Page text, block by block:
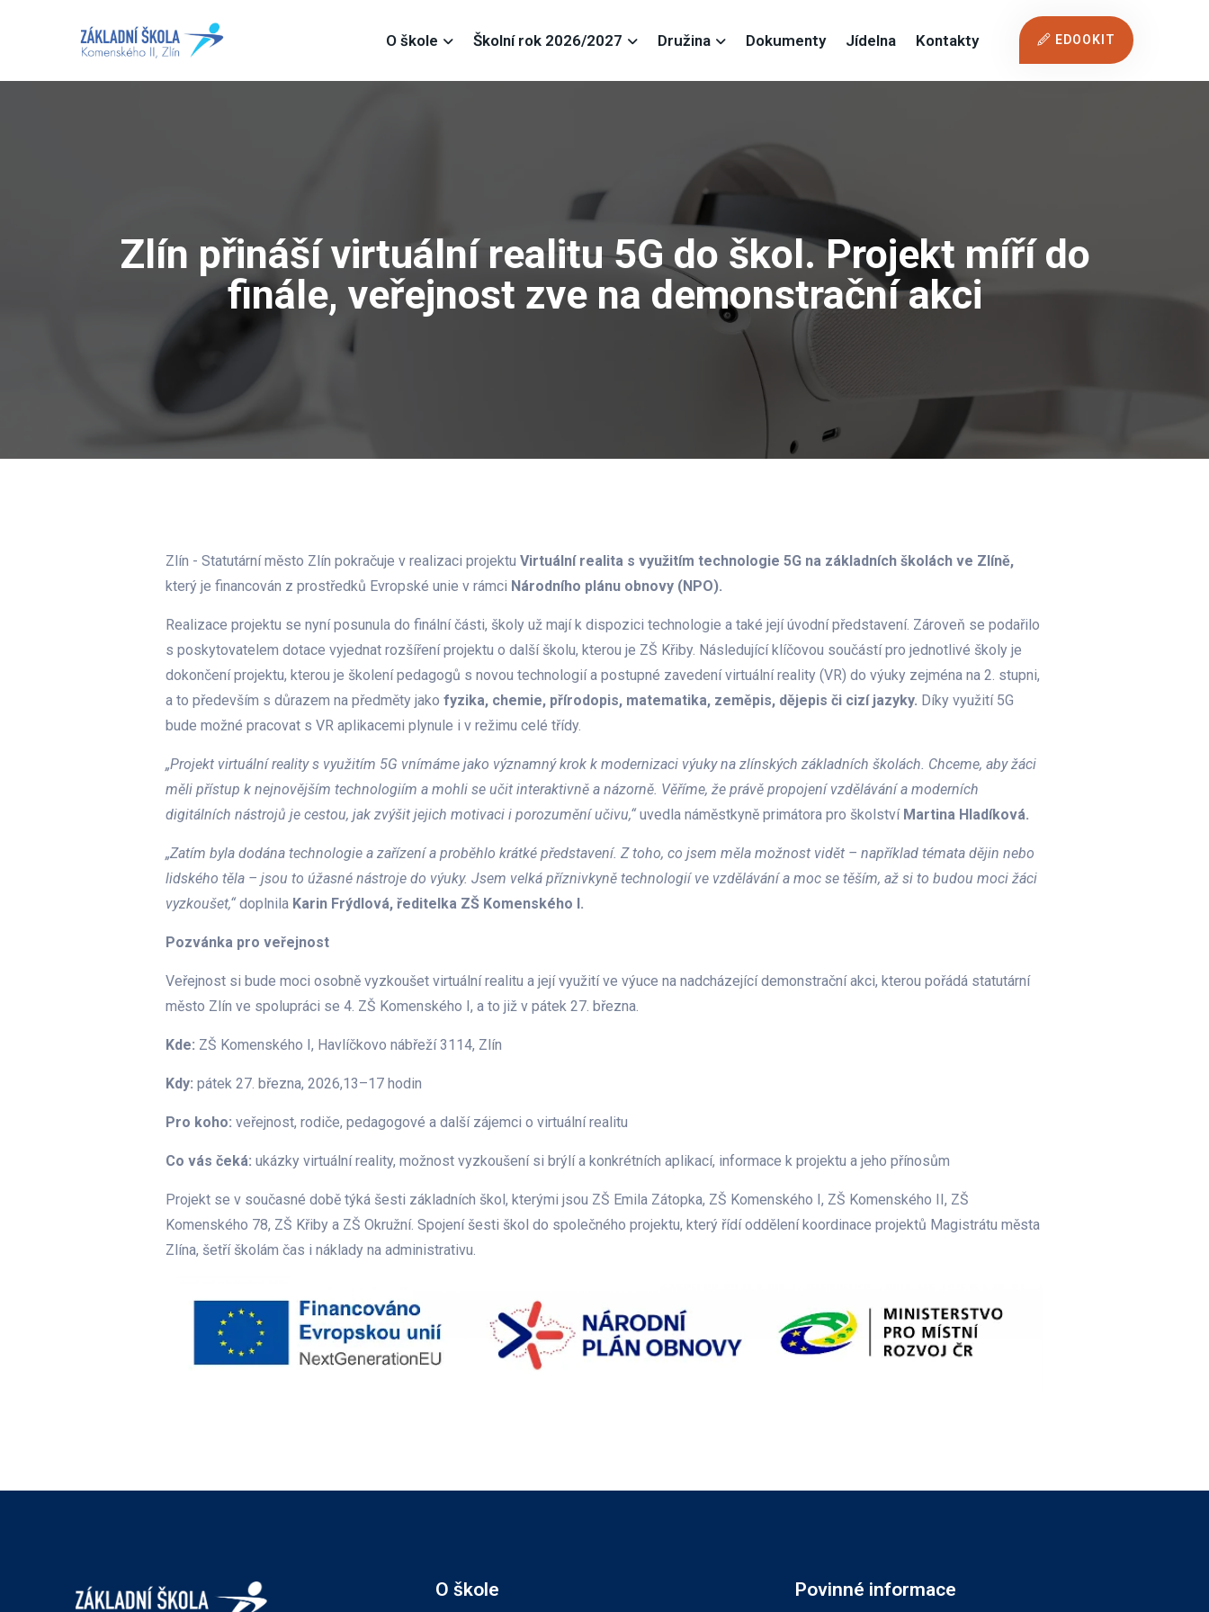
O škole Školní rok 2026/2027 Družina Dokumenty Jídelna Kontakty EDOOKIT
Zlín přináší virtuální realitu 5G do škol. Projekt míří do
finále, veřejnost zve na demonstrační akci
Zlín - Statutární město Zlín pokračuje v realizaci projektu Virtuální realita s využitím technologie 5G na základních školách ve Zlíně,
který je financován z prostředků Evropské unie v rámci Národního plánu obnovy (NPO).
Realizace projektu se nyní posunula do finální části, školy už mají k dispozici technologie a také její úvodní představení. Zároveň se podařilo
s poskytovatelem dotace vyjednat rozšíření projektu o další školu, kterou je ZŠ Křiby. Následující klíčovou součástí pro jednotlivé školy je
dokončení projektu, kterou je školení pedagogů s novou technologií a postupné zavedení virtuální reality (VR) do výuky zejména na 2. stupni,
a to především s důrazem na předměty jako fyzika, chemie, přírodopis, matematika, zeměpis, dějepis či cizí jazyky. Díky využití 5G
bude možné pracovat s VR aplikacemi plynule i v režimu celé třídy.
„Projekt virtuální reality s využitím 5G vnímáme jako významný krok k modernizaci výuky na zlínských základních školách. Chceme, aby žáci
měli přístup k nejnovějším technologiím a mohli se učit interaktivně a názorně. Věříme, že právě propojení vzdělávání a moderních
digitálních nástrojů je cestou, jak zvýšit jejich motivaci i porozumění učivu,“uvedla náměstkyně primátora pro školství Martina Hladíková.
„Zatím byla dodána technologie a zařízení a proběhlo krátké představení. Z toho, co jsem měla možnost vidět – například témata dějin nebo
lidského těla – jsou to úžasné nástroje do výuky. Jsem velká příznivkyně technologií ve vzdělávání a moc se těším, až si to budou moci žáci
vyzkoušet,“doplnila Karin Frýdlová, ředitelka ZŠ Komenského I.
Pozvánka pro veřejnost
Veřejnost si bude moci osobně vyzkoušet virtuální realitu a její využití ve výuce na nadcházející demonstrační akci, kterou pořádá statutární
město Zlín ve spolupráci se 4. ZŠ Komenského I, a to již v pátek 27. března.
Kde: ZŠ Komenského I, Havlíčkovo nábřeží 3114, Zlín
Kdy: pátek 27. března, 2026,13–17 hodin
Pro koho: veřejnost, rodiče, pedagogové a další zájemci o virtuální realitu
Co vás čeká: ukázky virtuální reality, možnost vyzkoušení si brýlí a konkrétních aplikací, informace k projektu a jeho přínosům
Projekt se v současné době týká šesti základních škol, kterými jsou ZŠ Emila Zátopka, ZŠ Komenského I, ZŠ Komenského II, ZŠ
Komenského 78, ZŠ Křiby a ZŠ Okružní. Spojení šesti škol do společného projektu, který řídí oddělení koordinace projektů Magistrátu města
Zlína, šetří školám čas i náklady na administrativu.
O škole Povinné informace